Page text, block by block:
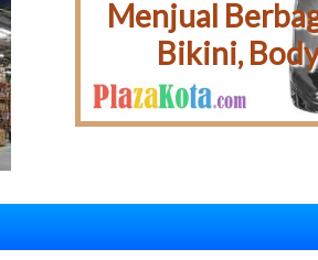
Menjual
Bikini,